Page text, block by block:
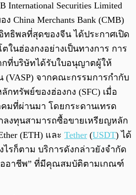
Securities Limited
China Merchants Bank (CMB)
ทธิพลที่สุดของจีน ได้ประกาศเปิด
ในฮ่องกงอย่างเป็นทางการ การ
กที่บริษัทได้รับใบอนุญาตผู้ให้
(VASP) จากคณะกรรมการกำกับ
ทรัพย์ของฮ่องกง (SFC) เมื่อ
คมที่ผ่านมา โดยกระดานเทรด
ลงทุนสามารถซื้อขายเหรียญหลัก
(ETH) และ Tether (USDT) ได้
ไรก็ตาม บริการดังกล่าวยังจำกัด
ออาชีพ” ที่มีคุณสมบัติตามเกณฑ์